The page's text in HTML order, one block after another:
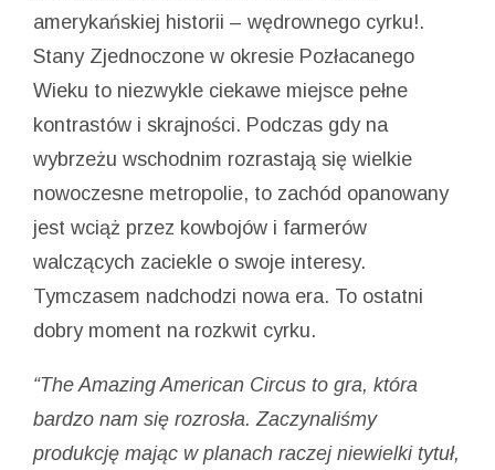
amerykańskiej historii – wędrownego cyrku!.
Stany Zjednoczone w okresie Pozłacanego
Wieku to niezwykle ciekawe miejsce pełne
kontrastów i skrajności. Podczas gdy na
wybrzeżu wschodnim rozrastają się wielkie
nowoczesne metropolie, to zachód opanowany
jest wciąż przez kowbojów i farmerów
walczących zaciekle o swoje interesy.
Tymczasem nadchodzi nowa era. To ostatni
dobry moment na rozkwit cyrku.
“The Amazing American Circus to gra, która
bardzo nam się rozrosła. Zaczynaliśmy
produkcję mając w planach raczej niewielki tytuł,